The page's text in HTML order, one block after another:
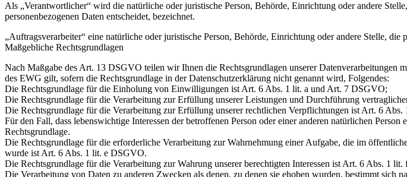
Als „Verantwortlicher“ wird die natürliche oder juristische Person, Behörde, Einrichtung oder andere
personenbezogenen Daten entscheidet, bezeichnet.
„Auftragsverarbeiter“ eine natürliche oder juristische Person, Behörde, Einrichtung oder andere Stelle,
Maßgebliche Rechtsgrundlagen
Nach Maßgabe des Art. 13 DSGVO teilen wir Ihnen die Rechtsgrundlagen unserer
des EWG gilt, sofern die Rechtsgrundlage in der Datenschutzerklärung nicht genannt wird, Folgendes:
Die Rechtsgrundlage für die Einholung von Einwilligungen ist Art. 6 Abs. 1 lit. a und Art. 7 DSGVO;
Die Rechtsgrundlage für die Verarbeitung zur Erfüllung unserer Leistungen und Durchführung
Die Rechtsgrundlage für die Verarbeitung zur Erfüllung unserer rechtlichen Verpflichtungen ist Art. 6
Für den Fall, dass lebenswichtige Interessen der betroffenen Person oder einer anderen natürlichen
Rechtsgrundlage.
Die Rechtsgrundlage für die erforderliche Verarbeitung zur Wahrnehmung einer Aufgabe, die im
wurde ist Art. 6 Abs. 1 lit. e DSGVO.
Die Rechtsgrundlage für die Verarbeitung zur Wahrung unserer berechtigten Interessen ist Art. 6 Abs. 1
Die Verarbeitung von Daten zu anderen Zwecken als denen, zu denen sie ehoben wurden, bestimmt sich